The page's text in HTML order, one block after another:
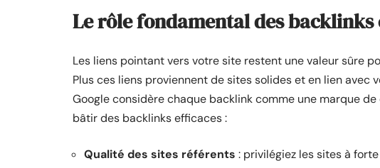
Le rôle fondamental des backlinks
Les liens pointant vers votre site restent une valeur sûre
Plus ces liens proviennent de sites solides et en lien avec
Google considère chaque backlink comme une marque
bâtir des backlinks efficaces :
Qualité des sites référents : privilégiez les sites à